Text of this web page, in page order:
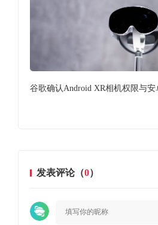
谷歌确认Android XR相机权限与
发表评论（0）